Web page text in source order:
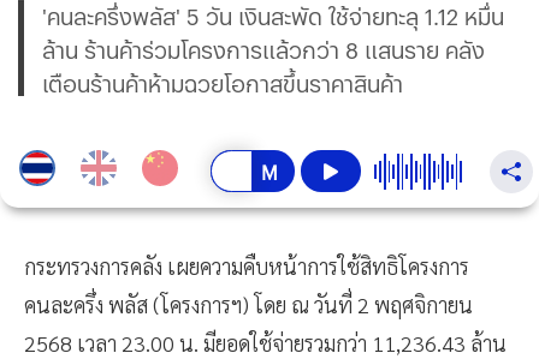
'คนละครึ่งพลัส' 5 วัน เงินสะพัด ใช้จ่ายทะลุ 1.12 หมื่น
ล้าน ร้านค้าร่วมโครงการแล้วกว่า 8 แสนราย คลัง
เตือนร้านค้าห้ามฉวยโอกาสขึ้นราคาสินค้า
กระทรวงการคลัง เผยความคืบหน้าการใช้สิทธิโครงการ
คนละครึ่ง พลัส (โครงการฯ) โดย ณ วันที่ 2 พฤศจิกายน
2568 เวลา 23.00 น. มียอดใช้จ่ายรวมกว่า 11,236.43 ล้าน